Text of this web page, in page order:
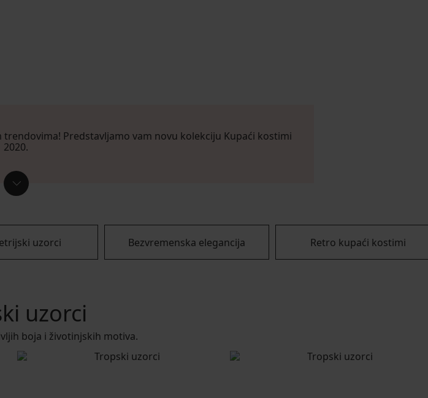
Predstavljamo vam novu kolekciju Kupaći kostimi
2020.
uzorci Bezvremenska elegancija Retro kupaći kostimi
uzorci
boja i životinjskih motiva.